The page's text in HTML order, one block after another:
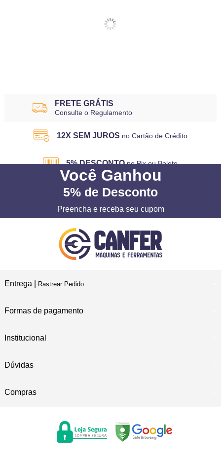
FRETE GRÁTIS
Consulte o Regulamento
12X SEM JUROS no Cartão de Crédito
5% DESCONTO no Pix ou Boleto
Você Ganhou
5% de Desconto
Preencha e receba seu cupom
Entrega | Rastrear Pedido
Formas de pagamento
Institucional
Dúvidas
Compras